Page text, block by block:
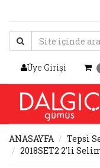
Üye Girişi
ANASAYFA
Tepsi
2018SET2 2'li